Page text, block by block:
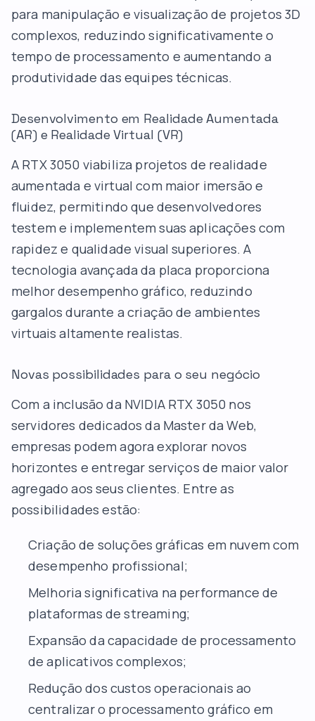
para manipulação e visualização de projetos 3D
complexos, reduzindo significativamente o
tempo de processamento e aumentando a
produtividade das equipes técnicas.
Desenvolvimento em Realidade Aumentada
(AR) e Realidade Virtual (VR)
A RTX 3050 viabiliza projetos de realidade
aumentada e virtual com maior imersão e
fluidez, permitindo que desenvolvedores
testem e implementem suas aplicações com
rapidez e qualidade visual superiores. A
tecnologia avançada da placa proporciona
melhor desempenho gráfico, reduzindo
gargalos durante a criação de ambientes
virtuais altamente realistas.
Novas possibilidades para o seu negócio
Com a inclusão da NVIDIA RTX 3050 nos
servidores dedicados da Master da Web,
empresas podem agora explorar novos
horizontes e entregar serviços de maior valor
agregado aos seus clientes. Entre as
possibilidades estão:
Criação de soluções gráficas em nuvem com
desempenho profissional;
Melhoria significativa na performance de
plataformas de streaming;
Expansão da capacidade de processamento
de aplicativos complexos;
Redução dos custos operacionais ao
centralizar o processamento gráfico em